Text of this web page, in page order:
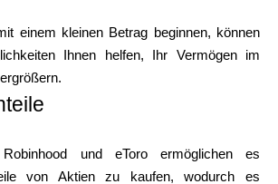
einem kleinen Betrag beginnen, können
Ihnen helfen, Ihr Vermögen im
und eToro ermöglichen es
von Aktien zu kaufen, wodurch es